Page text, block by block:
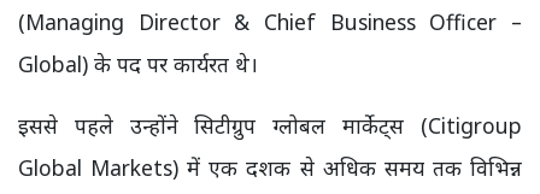
(Managing Director & Chief Business Officer –
Global) के पद पर कार्यरत थे।
इससे पहले उन्होंने सिटीग्रुप ग्लोबल मार्केट्स (Citigroup
Global Markets) में एक दशक से अधिक समय तक विभिन्न